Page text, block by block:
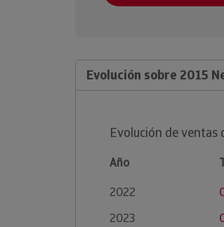
Evolución sobre 2015
Evolución de ventas
Año
2022
2023